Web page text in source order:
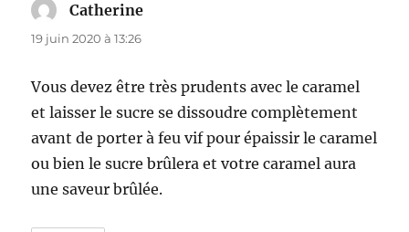
Catherine
19 juin 2020 à 13:26
Vous devez être très prudents avec le caramel
et laisser le sucre se dissoudre complètement
avant de porter à feu vif pour épaissir le caramel
ou bien le sucre brûlera et votre caramel aura
une saveur brûlée.